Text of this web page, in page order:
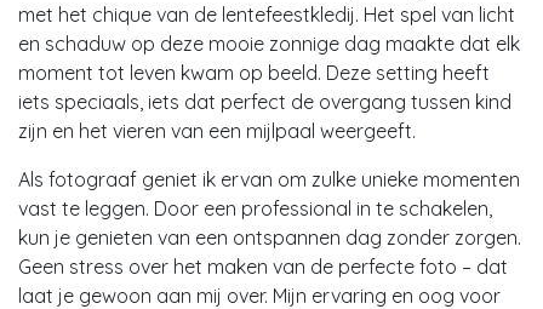
met het chique van de lentefeestkledij. Het spel van licht
en schaduw op deze mooie zonnige dag maakte dat elk
moment tot leven kwam op beeld. Deze setting heeft
iets speciaals, iets dat perfect de overgang tussen kind
zijn en het vieren van een mijlpaal weergeeft.
Als fotograaf geniet ik ervan om zulke unieke momenten
vast te leggen. Door een professional in te schakelen,
kun je genieten van een ontspannen dag zonder zorgen.
Geen stress over het maken van de perfecte foto – dat
laat je gewoon aan mij over. Mijn ervaring en oog voor